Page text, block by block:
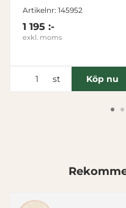
Vi använder
Artikelnr: 145952
1 195 :-
exkl. moms
st Köp nu